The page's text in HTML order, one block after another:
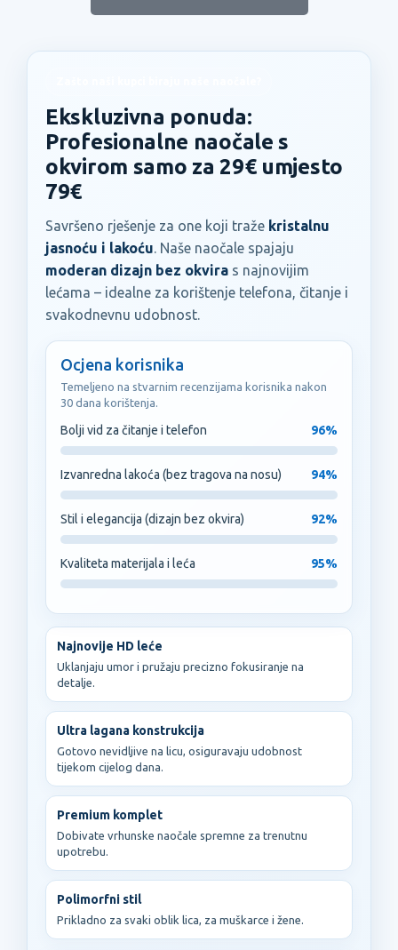
Ekskluzivna ponuda:
Profesionalne naočale s
okvirom samo za 29€ umjesto
79€
Savršeno rješenje za one koji traže kristalnu
jasnoću i lakoću. Naše naočale spajaju
moderan dizajn bez okvira s najnovijim
lećama – idealne za korištenje telefona, čitanje i
svakodnevnu udobnost.
Ocjena korisnika
Temeljeno na stvarnim recenzijama korisnika nakon
30 dana korištenja.
Bolji vid za čitanje i telefon 96%
Izvanredna lakoća (bez tragova na nosu) 94%
Stil i elegancija (dizajn bez okvira) 92%
Kvaliteta materijala i leća 95%
Najnovije HD leće
Uklanjaju umor i pružaju precizno fokusiranje na
detalje.
Ultra lagana konstrukcija
Gotovo nevidljive na licu, osiguravaju udobnost
tijekom cijelog dana.
Premium komplet
Dobivate vrhunske naočale spremne za trenutnu
upotrebu.
Polimorfni stil
Prikladno za svaki oblik lica, za muškarce i žene.